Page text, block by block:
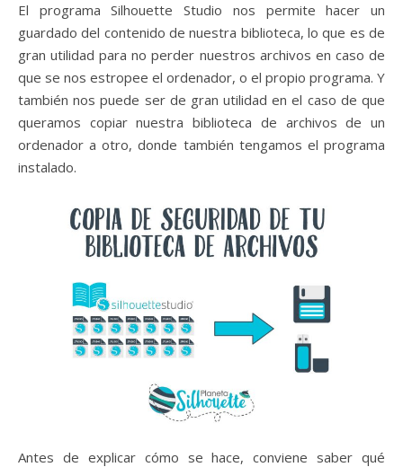
El programa Silhouette Studio nos permite hacer un
guardado del contenido de nuestra biblioteca, lo que es de
gran utilidad para no perder nuestros archivos en caso de
que se nos estropee el ordenador, o el propio programa. Y
también nos puede ser de gran utilidad en el caso de que
queramos copiar nuestra biblioteca de archivos de un
ordenador a otro, donde también tengamos el programa
instalado.
Antes de explicar cómo se hace, conviene saber qué